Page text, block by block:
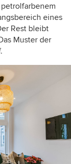
eines
Rest bleibt
Muster der